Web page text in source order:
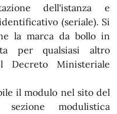
dell'istanza e
(seriale). Si
la marca da bollo in
per qualsiasi altro
Decreto Ministeriale
il modulo nel sito del
modulistica